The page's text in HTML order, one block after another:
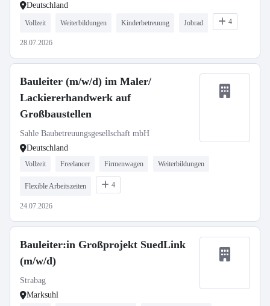
Deutschland
Vollzeit Weiterbildungen Kinderbetreuung Jobrad 4
28.07.2026
Bauleiter (m/w/d) im Maler/
Lackiererhandwerk auf
Großbaustellen
Sahle Baubetreuungsgesellschaft mbH
Deutschland
Vollzeit Freelancer Firmenwagen Weiterbildungen
Flexible Arbeitszeiten 4
24.07.2026
Bauleiter:in Großprojekt SuedLink
(m/w/d)
Strabag
Marksuhl